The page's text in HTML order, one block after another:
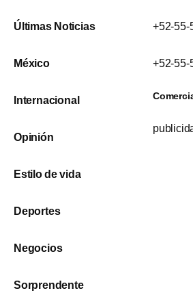
Últimas Noticias
México
Internacional
Opinión
Estilo de vida
Deportes
Negocios
Sorprendente
+52-55-
+52-55-